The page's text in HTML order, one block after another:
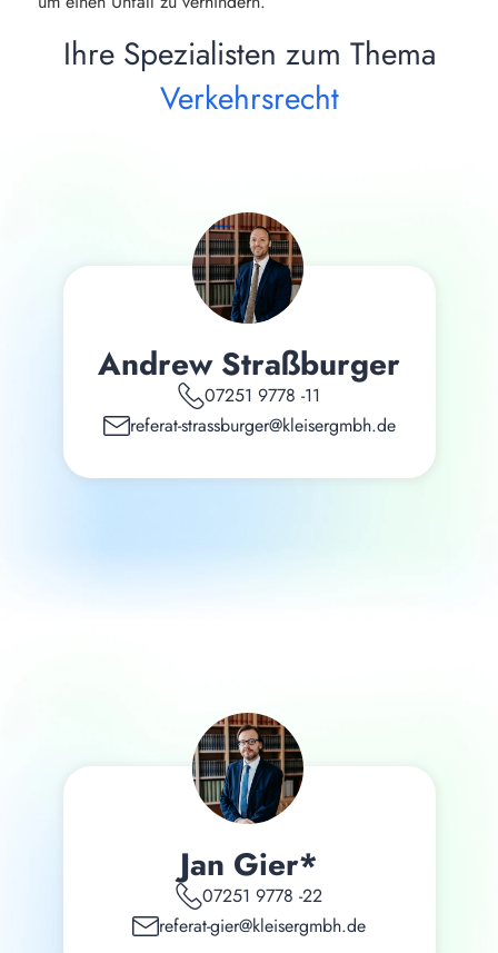
Ihre Spezialisten zum Thema
Verkehrsrecht
Andrew Straßburger
07251 9778 -11
referat-strassburger@kleisergmbh.de
Jan Gier*
07251 9778 -22
referat-gier@kleisergmbh.de